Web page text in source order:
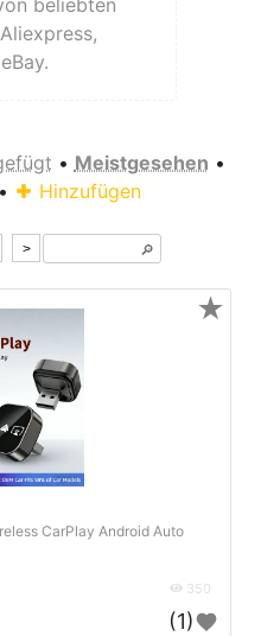
• Meistgesehen •
• Hinzufügen
> 🔎︎
CarPlay Android Auto
350
(1)
★